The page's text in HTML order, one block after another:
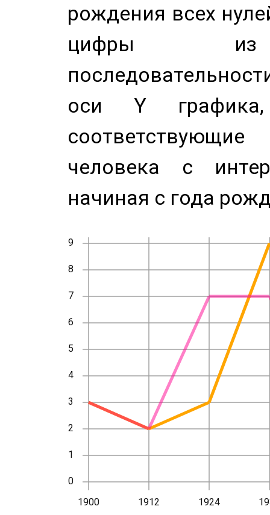
рождения всех
цифры из
оси Y
человека с
начиная с года